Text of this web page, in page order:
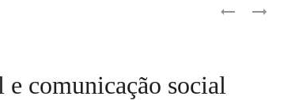
PROGRAMA
comunicação social